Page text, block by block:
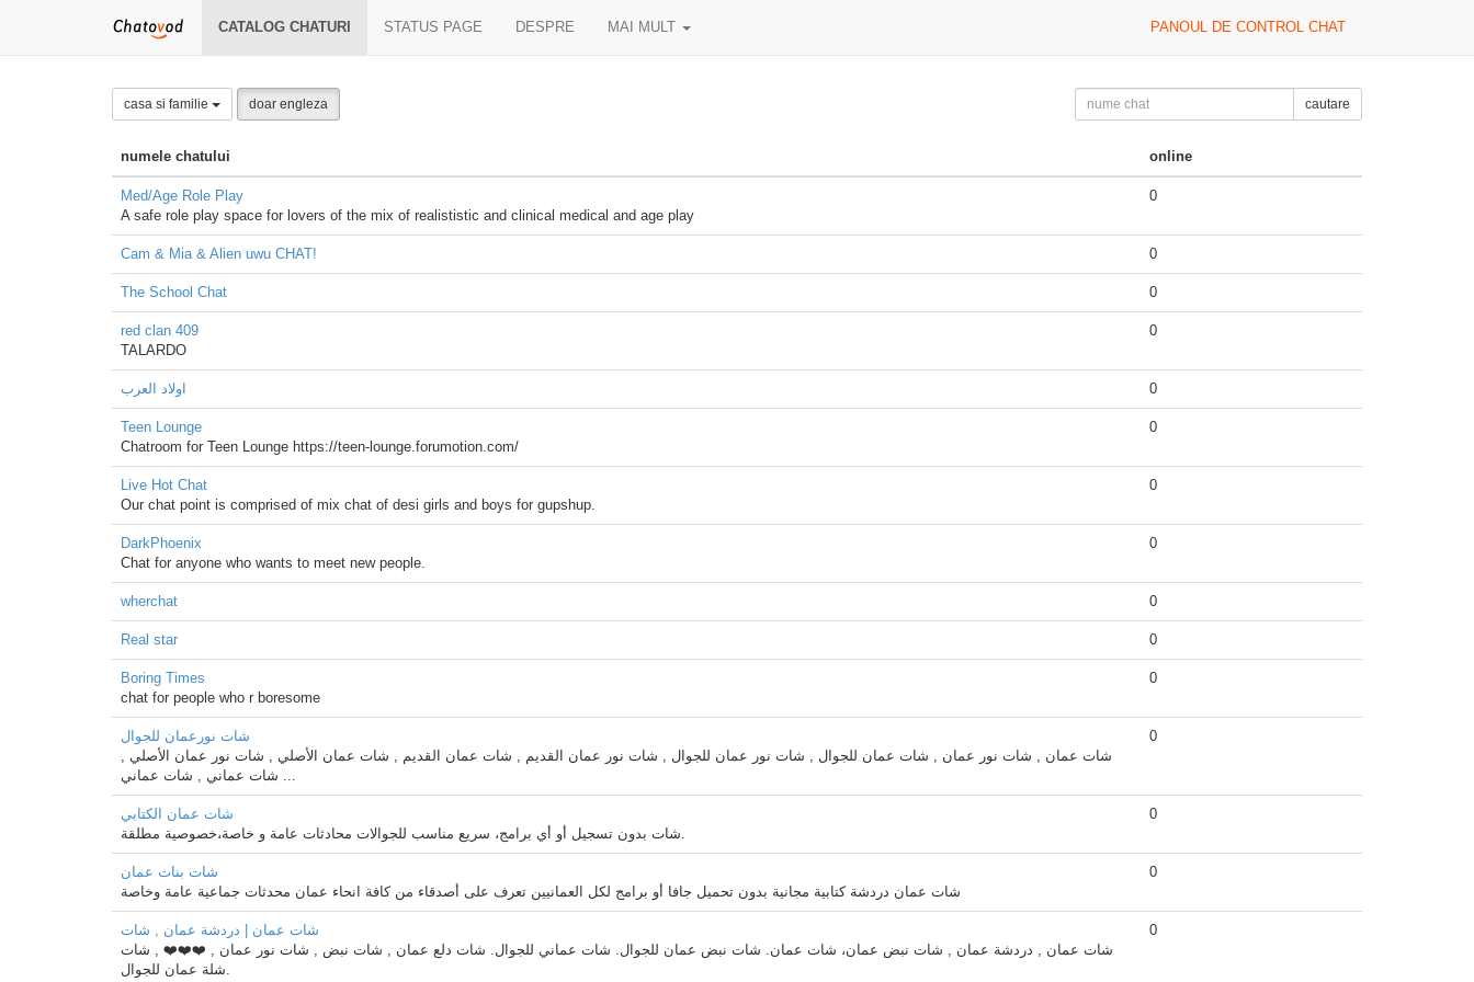
CATALOG CHATURI STATUS PAGE DESPRE MAI MULT PANOUL DE CONTROL CHAT
casa si familie doar engleza cautare
numele chatului online
Med/Age Role Play
A safe role play space for lovers of the mix of realististic and clinical medical and age play
0
Cam & Mia & Alien uwu CHAT! 0
The School Chat 0
red clan 409
TALARDO
0
اولاد العرب 0
Teen Lounge
Chatroom for Teen Lounge https://teen-lounge.forumotion.com/
0
Live Hot Chat
Our chat point is comprised of mix chat of desi girls and boys for gupshup.
0
DarkPhoenix
Chat for anyone who wants to meet new people.
0
wherchat 0
Real star 0
Boring Times
chat for people who r boresome
0
شات نورعمان للجوال
شات عمان , شات نور عمان , شات عمان للجوال , شات نور عمان للجوال , شات نور عمان القديم , شات عمان القديم , شات عمان الأصلي , شات نور عمان الأصلي ,
شات عماني , شات عماني ...
0
شات عمان الكتابي
شات بدون تسجيل أو أي برامج، سريع مناسب للجوالات محادثات عامة و خاصة،خصوصية مطلقة.
0
شات بنات عمان
شات عمان دردشة كتابية مجانية بدون تحميل جافا أو برامج لكل العمانيين تعرف على أصدقاء من كافة انحاء عمان محدثات جماعية عامة وخاصة
0
شات عمان | دردشة عمان , شات
شات عمان , دردشة عمان , شات نبض عمان، شات عمان. شات نبض عمان للجوال. شات عماني للجوال. شات دلع عمان , شات نبض , شات نور عمان , ❤️❤️❤️ , شات
شلة عمان للجوال.
0